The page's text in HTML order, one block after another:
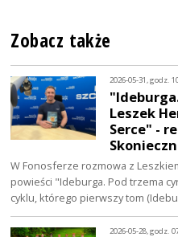
Zobacz także
2026-05-31, godz.
Leszek
Serce" -
W Fonosferze rozmowa z
powieści "Ideburga. Pod trzema
cyklu, którego pierwszy tom
2026-05-28, godz.